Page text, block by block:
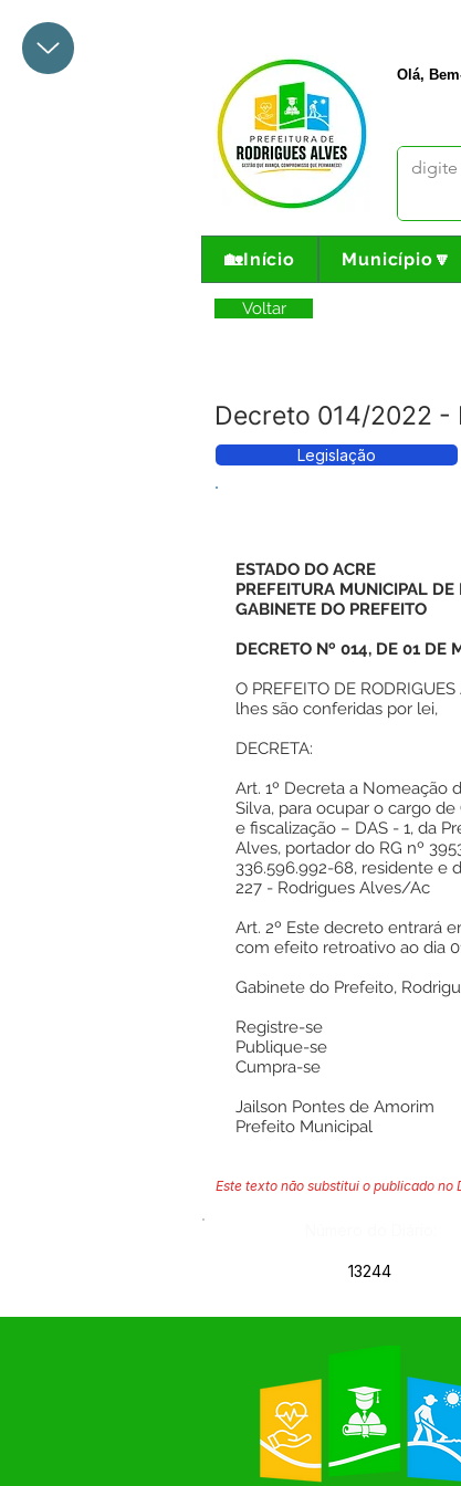
Olá,
🏡Início Município🔽
Voltar
Decreto 014/2022 -
Legislação
ESTADO DO ACRE
PREFEITURA MUNICIPAL DE
GABINETE DO PREFEITO
DECRETO Nº 014, DE 01 DE
O PREFEITO DE
lhes são conferidas por lei,
DECRETA:
Art. 1º Decreta a Nomeação
Silva, para ocupar o cargo
e fiscalização – DAS - 1, da
Alves, portador do RG nº
336.596.992-68, residente e
227 - Rodrigues Alves/Ac
Art. 2º Este decreto entrará
com efeito retroativo ao dia
Gabinete do Prefeito,
Registre-se
Publique-se
Cumpra-se
Jailson Pontes de Amorim
Prefeito Municipal
Este texto não substitui o publicado
13244